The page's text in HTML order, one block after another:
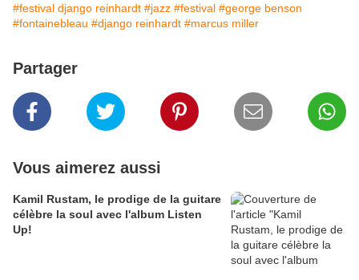
#festival django reinhardt #jazz #festival #george benson
#fontainebleau #django reinhardt #marcus miller
Partager
Vous aimerez aussi
Kamil Rustam, le prodige de la guitare
célèbre la soul avec l'album Listen
Up!